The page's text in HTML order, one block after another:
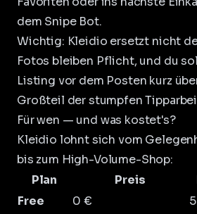
dem Snipe Bot.
Wichtig: Kleidio ersetzt nicht
Fotos bleiben Pflicht, und du
Listing vor dem Posten kurz
Großteil der stumpfen
Für wen — und was kostet's?
Kleidio lohnt sich vom
bis zum High-Volume-Shop:
Plan
Preis
Free
0 € 5